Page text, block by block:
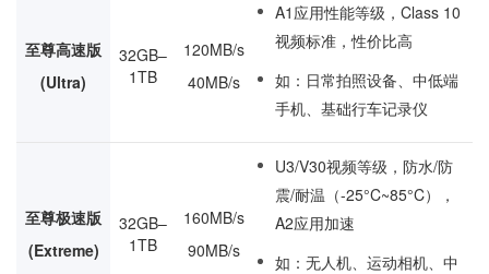
至尊高速版
(Ultra)
32GB–
1TB
120MB/s
40MB/s
A1应用性能等级，Class 10
视频标准，性价比高
如：日常拍照设备、中低端
手机、基础行车记录仪
至尊极速版
(Extreme)
32GB–
1TB
160MB/s
90MB/s
U3/V30视频等级，防水/防
震/耐温（-25°C~85°C），
A2应用加速
如：无人机、运动相机、中